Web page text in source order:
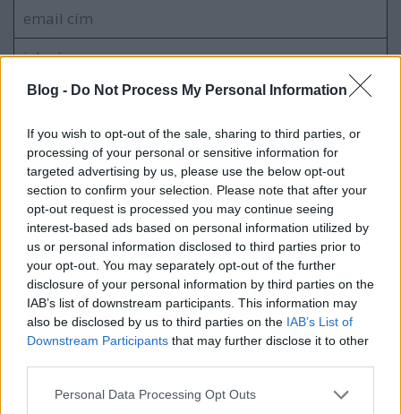
Blog - Do Not Process My Personal Information
If you wish to opt-out of the sale, sharing to third parties, or
processing of your personal or sensitive information for
targeted advertising by us, please use the below opt-out
section to confirm your selection. Please note that after your
opt-out request is processed you may continue seeing
interest-based ads based on personal information utilized by
us or personal information disclosed to third parties prior to
your opt-out. You may separately opt-out of the further
disclosure of your personal information by third parties on the
IAB’s list of downstream participants. This information may
also be disclosed by us to third parties on the IAB’s List of
Downstream Participants that may further disclose it to other
Please note that this website/app uses one or more Google
Personal Data Processing Opt Outs
VAGY
terran
17 éve
chun li= low forward, hit confirm, super!
volna :)